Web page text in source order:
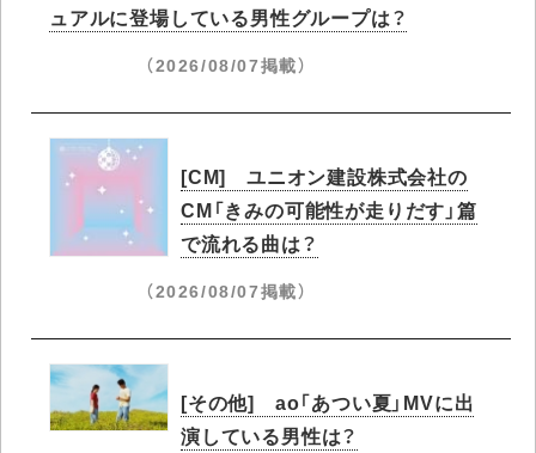
ュアルに登場している男性グループは？
（2026/08/07掲載）
[CM] ユニオン建設株式会社の
CM「きみの可能性が走りだす」篇
で流れる曲は？
（2026/08/07掲載）
[その他] ao「あつい夏」MVに出
演している男性は？